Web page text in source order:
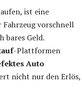
ist eine
Fahrzeug vorschnell
bares Geld.
-Plattformen
Auto
nicht nur den Erlös,